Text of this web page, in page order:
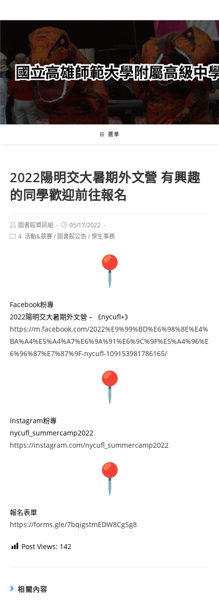
轉
要
內
容
選單
2022陽明交大暑期外文營 有興趣
的同學歡迎前往報名
Post
author:
圖書館資訊組
Post
published:
05/17/2022
Post4. 活動&競賽/ 圖書館公告/學生事務
Facebook粉專
2022陽明交大暑期外文營 – 《nycufl+》
https://m.facebook.com/2022%E9%99%BD%E6%98%8E%E4%
BA%A4%E5%A4%A7%E6%9A%91%E6%9C%9F%E5%A4%96%E
6%96%87%E7%87%9F-nycufl-109153981786165/
Instagram粉專
nycufl_summercamp2022
https://instagram.com/nycufl_summercamp2022
報名表單
https://forms.gle/7bqigstmEDW8Cg5g8
Post Views: 142
相關內容